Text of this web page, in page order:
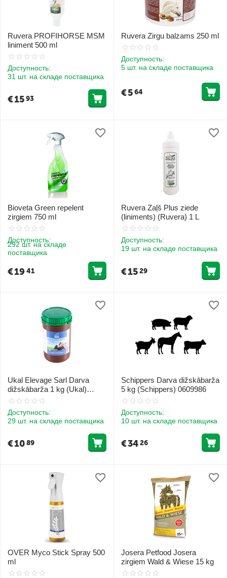
Ruvera PROFIHORSE MSM
liniment 500 ml
Доступность:
31 шт. на складе поставщика
€1593
Ruvera Zirgu balzams 250 ml
Доступность:
5 шт. на складе поставщика
€564
Bioveta Green repelent
zirgiem 750 ml
Доступность:
292 шт. на складе
поставщика
€1941
Ruvera Zaļš Plus ziede
(liniments) (Ruvera) 1 L
Доступность:
19 шт. на складе поставщика
€1529
Ukal Elevage Sarl Darva
dižskābarža 1 kg (Ukal)
000030
Доступность:
29 шт. на складе поставщика
€1089
Schippers Darva dižskābarža
5 kg (Schippers) 0609986
Доступность:
10 шт. на складе поставщика
€3426
OVER Myco Stick Spray 500
ml
Josera Petfood Josera
zirgiem Wald & Wiese 15 kg